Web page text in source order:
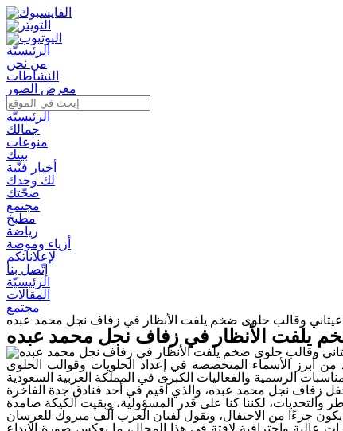
الرئيسيّة
من نحن
النشاطات
معرض الصور
الرئيسيّة
جمالك
منوعات
بيتك
أخبار فنّية
لك وحدك
صحّتك
مجتمع
مطبخ
رياضة
أزياء وموضة
لإعلاناتكم
إتّصل بنا
الرئيسيّة
المقالات
مجتمع
عيتاني وقالب حلوى ضخم يلفت الأنظار في زفاف نجل محمد عبده
يلفت الأنظار في زفاف نجل محمد عبده
من أبرز الأسماء المتخصصة في إعداد الحلويات وقوالب الحلوى
لكننا كنا على قدر المسؤولية، وبقيت الكيكة صامدة
واحترافية لافتة في هذا المجال، ما يعكس صورة الإبداع